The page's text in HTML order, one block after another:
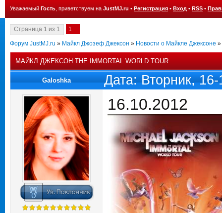
Уважаемый Гость , приветствуем на JustMJ.ru • Регистрация • Вход • RSS •
Страница 1 из 1 1
Форум JustMJ.ru » Майкл Джозеф Джексон » Новости о Майкле Джексоне »
МАЙКЛ ДЖЕКСОН THE IMMORTAL WORLD TOUR
Galoshka Дата: Вторник,
16.10.2012